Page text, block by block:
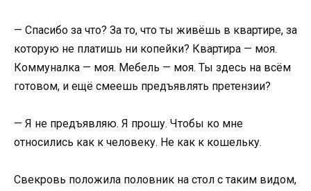
— Спасибо за что? За то, что ты живёшь в квартире, за
которую не платишь ни копейки? Квартира — моя.
Коммуналка — моя. Мебель — моя. Ты здесь на всём
готовом, и ещё смеешь предъявлять претензии?
— Я не предъявляю. Я прошу. Чтобы ко мне
относились как к человеку. Не как к кошельку.
Свекровь положила половник на стол с таким видом,